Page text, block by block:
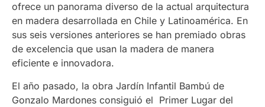
ofrece un panorama diverso de la actual arquitectura
en madera desarrollada en Chile y Latinoamérica. En
sus seis versiones anteriores se han premiado obras
de excelencia que usan la madera de manera
eficiente e innovadora.
El año pasado, la obra Jardín Infantil Bambú de
Gonzalo Mardones consiguió el Primer Lugar del